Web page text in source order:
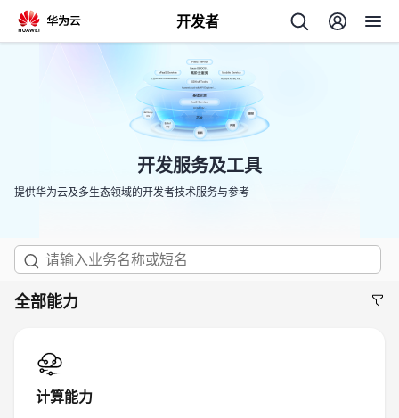
开发者
人
主
我
的
开发服务及工具
提供华为云及多生态领域的开发者技术服务与参考
全部能力
计算能力